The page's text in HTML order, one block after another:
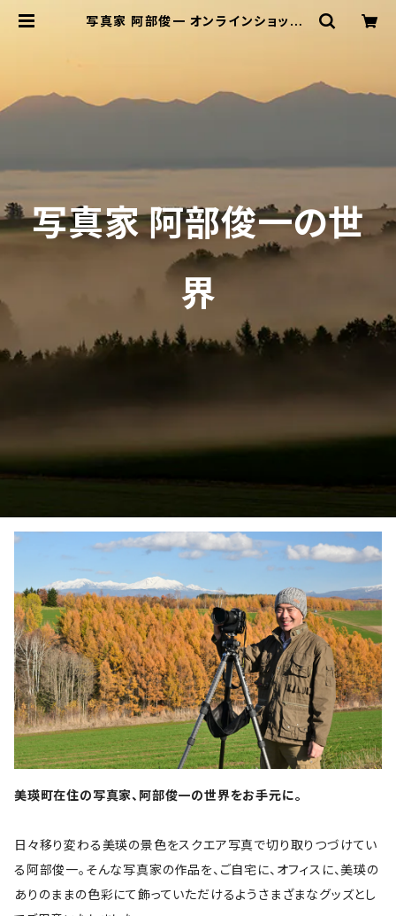
写真家 阿部俊一 オンラインショップ-
写真家 阿部俊一の世
界
美瑛町在住の写真家、阿部俊一の世界をお手元に。
日々移り変わる美瑛の景色をスクエア写真で切り取りつづけてい
る阿部俊一。そんな写真家の作品を、ご自宅に、オフィスに、美瑛の
ありのままの色彩にて飾っていただけるようさまざまなグッズとし